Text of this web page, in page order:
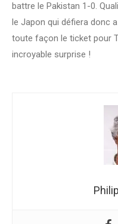
battre le Pakistan 1-0.
le Japon qui défiera donc
toute façon le ticket pour
incroyable surprise !